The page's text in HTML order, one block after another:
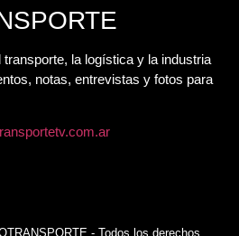
transporte, la logística y la industria
notas, entrevistas y fotos para
- Todos los derechos